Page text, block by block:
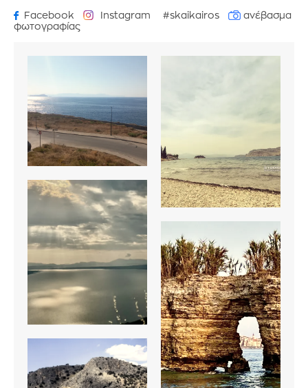
Facebook Instagram #skaikairos
ανέβασμα
φωτογραφίας